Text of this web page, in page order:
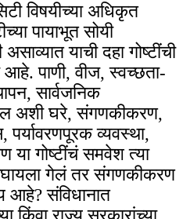
विषयीच्या अधिकृत
पायाभूत सोयी
याची दहा गोष्टींची
आहे. पाणी, वीज, स्वच्छता-
सार्वजनिक
अशी घरे, संगणकीकरण,
पर्यावरणपूरक व्यवस्था,
या गोष्टींचं समवेश त्या
गेलं तर संगणकीकरण
आहे? संविधानात